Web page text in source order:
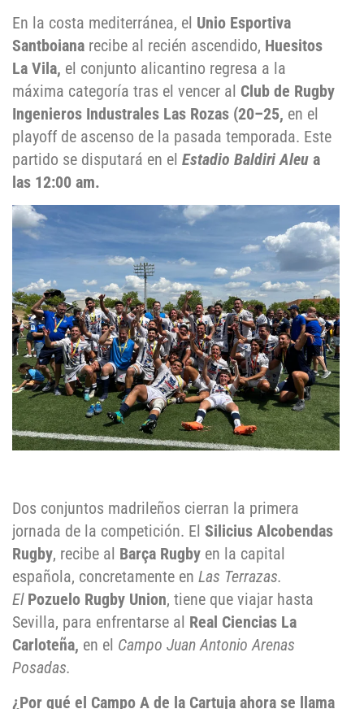
En la costa mediterránea, el Unio Esportiva
Santboiana recibe al recién ascendido, Huesitos
La Vila, el conjunto alicantino regresa a la
máxima categoría tras el vencer al Club de Rugby
Ingenieros Industrales Las Rozas (20–25, en el
playoff de ascenso de la pasada temporada. Este
partido se disputará en el Estadio Baldiri Aleu a
las 12:00 am.
Dos conjuntos madrileños cierran la primera
jornada de la competición. El Silicius Alcobendas
Rugby, recibe al Barça Rugby en la capital
española, concretamente en Las Terrazas.
El Pozuelo Rugby Union, tiene que viajar hasta
Sevilla, para enfrentarse al Real Ciencias La
Carloteña, en el Campo Juan Antonio Arenas
Posadas.
¿Por qué el Campo A de la Cartuja ahora se llama